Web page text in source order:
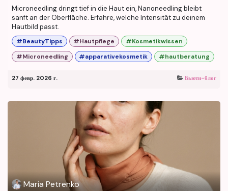
Microneedling dringt tief in die Haut ein, Nanoneedling bleibt
sanft an der Oberfläche. Erfahre, welche Intensität zu deinem
Hautbild passt.
#BeautyTipps #Hautpflege
#Kosmetikwissen
#Microneedling
#apparativekosmetik #hautberatung
27 февр. 2026 г. Бьюти-блог
Maria Petrenko